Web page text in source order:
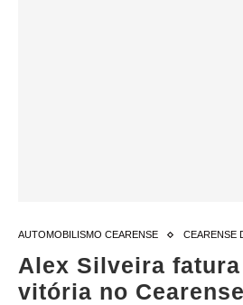
AUTOMOBILISMO CEARENSE CEARENSE
Alex Silveira
vitória no